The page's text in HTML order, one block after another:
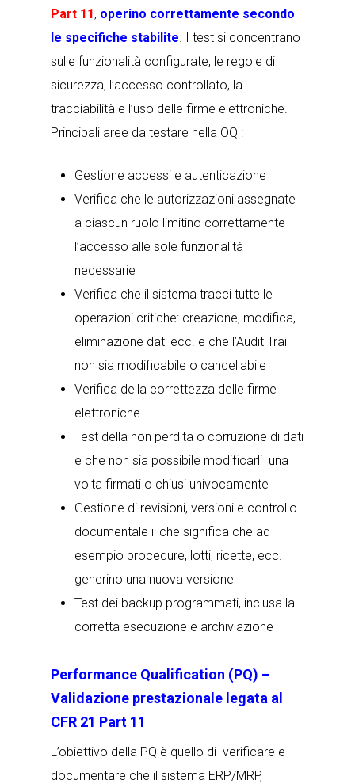
Part 11, operino correttamente secondo
le specifiche stabilite. I test si concentrano
sulle funzionalità configurate, le regole di
sicurezza, l’accesso controllato, la
tracciabilità e l’uso delle firme elettroniche.
Principali aree da testare nella OQ :
Gestione accessi e autenticazione
Verifica che le autorizzazioni assegnate
a ciascun ruolo limitino correttamente
l’accesso alle sole funzionalità
necessarie
Verifica che il sistema tracci tutte le
operazioni critiche: creazione, modifica,
eliminazione dati ecc. e che l’Audit Trail
non sia modificabile o cancellabile
Verifica della correttezza delle firme
elettroniche
Test della non perdita o corruzione di dati
e che non sia possibile modificarli una
volta firmati o chiusi univocamente
Gestione di revisioni, versioni e controllo
documentale il che significa che ad
esempio procedure, lotti, ricette, ecc.
generino una nuova versione
Test dei backup programmati, inclusa la
corretta esecuzione e archiviazione
Performance Qualification (PQ) –
Validazione prestazionale legata al
CFR 21 Part 11
L’obiettivo della PQ è quello di verificare e
documentare che il sistema ERP/MRP,